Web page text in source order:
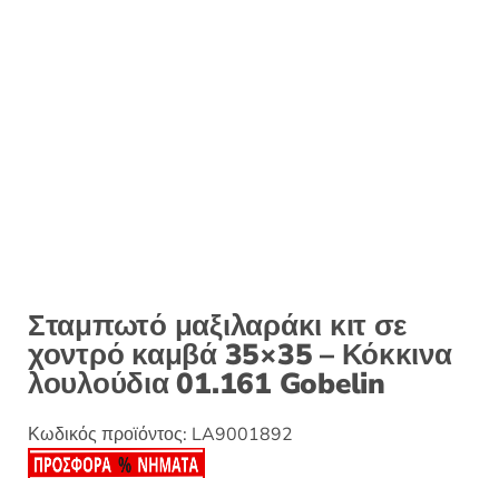
Σταμπωτό μαξιλαράκι κιτ σε
χοντρό καμβά 35×35 – Κόκκινα
λουλούδια 01.161 Gobelin
Κωδικός προϊόντος: LA9001892